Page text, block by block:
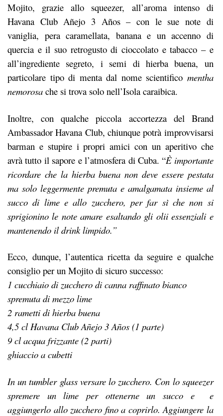
Mojito, grazie allo squeezer, all’aroma intenso di
Havana Club Añejo 3 Años – con le sue note di
vaniglia, pera caramellata, banana e un accenno di
quercia e il suo retrogusto di cioccolato e tabacco – e
all’ingrediente segreto, i semi di hierba buena, un
particolare tipo di menta dal nome scientifico mentha
nemorosa che si trova solo nell’Isola caraibica.
Inoltre, con qualche piccola accortezza del Brand
Ambassador Havana Club, chiunque potrà improvvisarsi
barman e stupire i propri amici con un aperitivo che
avrà tutto il sapore e l’atmosfera di Cuba. “È importante
ricordare che la hierba buena non deve essere pestata
ma solo leggermente premuta e amalgamata insieme al
succo di lime e allo zucchero, per far sì che non si
sprigionino le note amare esaltando gli olii essenziali e
mantenendo il drink limpido.”
Ecco, dunque, l’autentica ricetta da seguire e qualche
consiglio per un Mojito di sicuro successo:
1 cucchiaio di zucchero di canna raffinato bianco
spremuta di mezzo lime
2 rametti di hierba buena
4,5 cl Havana Club Añejo 3 Años (1 parte)
9 cl acqua frizzante (2 parti)
ghiaccio a cubetti
In un tumbler glass versare lo zucchero. Con lo squeezer
spremere un lime per ottenerne un succo e e
aggiungerlo allo zucchero fino a coprirlo. Aggiungere la